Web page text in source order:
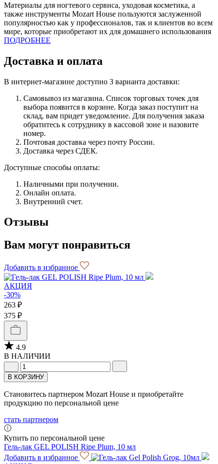
Материалы для ногтевого сервиса, уходовая косметика, а
также инструменты Mozart House пользуются заслуженной
популярностью как у профессионалов, так и клиентов во всем
мире, которые приобретают их для домашнего использования
ПОДРОБНЕЕ
Доставка и оплата
В интернет-магазине доступно 3 варианта доставки:
Самовывоз из магазина. Список торговых точек для
выбора появится в корзине. Когда заказ поступит на
склад, вам придет уведомление. Для получения заказа
обратитесь к сотруднику в кассовой зоне и назовите
номер.
Почтовая доставка через почту России.
Доставка через СДЕК.
Доступные способы оплаты:
Наличными при получении.
Онлайн оплата.
Внутренний счет.
Отзывы
Вам могут понравиться
Добавить в избранное
АКЦИЯ
-30%
263 ₽
375 ₽
4.9
В НАЛИЧИИ
В КОРЗИНУ
Становитесь партнером Mozart House и приобретайте
продукцию по персональной цене
стать партнером
Купить по персональной цене
Гель-лак GEL POLISH Ripe Plum, 10 мл
Добавить в избранное